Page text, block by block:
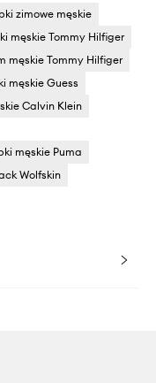
zimowe męskie
męskie Tommy Hilfiger
męskie Tommy Hilfiger
męskie Guess
Calvin Klein
męskie Puma
Wolfskin